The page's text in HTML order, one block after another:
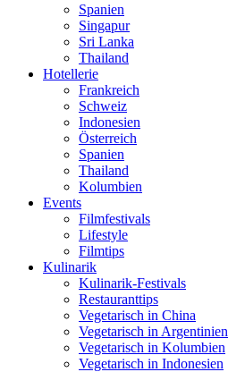
Spanien
Singapur
Sri Lanka
Thailand
Hotellerie
Frankreich
Schweiz
Indonesien
Österreich
Spanien
Thailand
Kolumbien
Events
Filmfestivals
Lifestyle
Filmtips
Kulinarik
Kulinarik-Festivals
Restauranttips
Vegetarisch in China
Vegetarisch in Argentinien
Vegetarisch in Kolumbien
Vegetarisch in Indonesien